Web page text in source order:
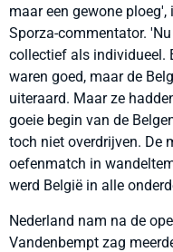
maar een gewone
Sporza-commentator.
collectief als individueel.
waren goed, maar de
uiteraard. Maar ze
goeie begin van de
toch niet overdrijven. De
oefenmatch in
werd België in alle
Nederland nam na de
Vandenbempt zag